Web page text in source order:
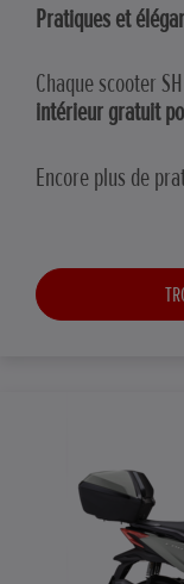
Pratiques et
Chaque scooter
intérieur gratuit
Encore plus de